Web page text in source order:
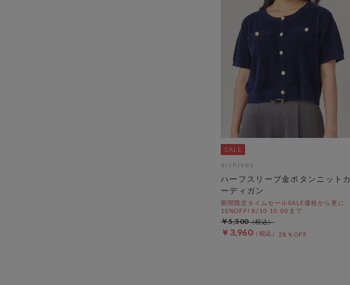
archives
ハーフスリーブ金ボタンニットカ
ーディガン
期間限定タイムセールSALE価格から更に
10%OFF! 8/10 10:00まで
￥3,960 28％OFF
￥5,500